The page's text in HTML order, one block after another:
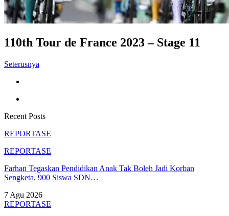
110th Tour de France 2023 – Stage 11
Seterusnya
Recent Posts
REPORTASE
REPORTASE
Farhan Tegaskan Pendidikan Anak Tak Boleh Jadi Korban
Sengketa, 900 Siswa SDN…
7 Agu 2026
REPORTASE